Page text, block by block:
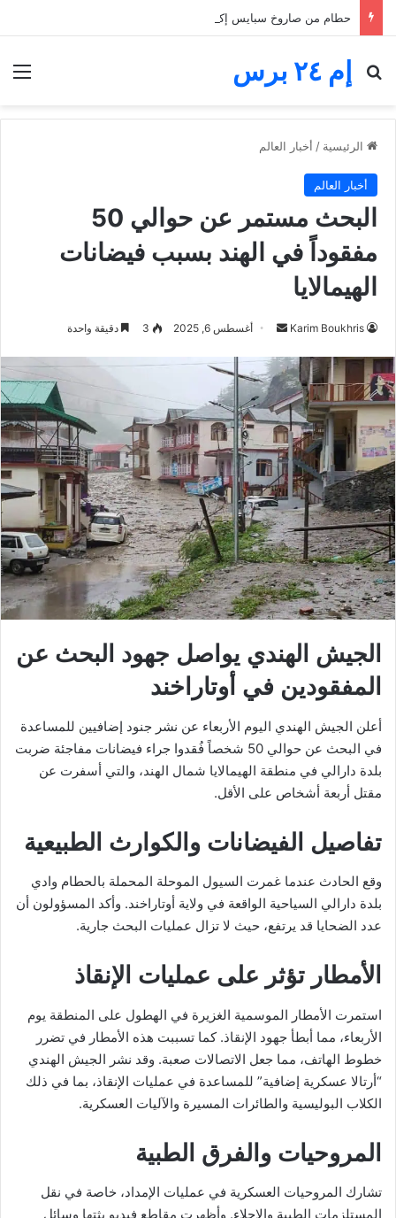
إم ٢٤ برس
بحث عن
الرئيسية / أخبار العالم
أخبار العالم
البحث مستمر عن حوالي 50
مفقوداً في الهند بسبب فيضانات
الهيمالايا
Karim Boukhris
أرسل
إلكترونيا
أغسطس 6, 2025 3 دقيقة واحدة
الجيش الهندي يواصل جهود البحث عن
المفقودين في أوتاراخند
أعلن الجيش الهندي اليوم الأربعاء عن نشر جنود إضافيين للمساعدة
في البحث عن حوالي 50 شخصاً فُقدوا جراء فيضانات مفاجئة ضربت
بلدة دارالي في منطقة الهيمالايا شمال الهند، والتي أسفرت عن
مقتل أربعة أشخاص على الأقل.
تفاصيل الفيضانات والكوارث الطبيعية
وقع الحادث عندما غمرت السيول الموحلة المحملة بالحطام وادي
بلدة دارالي السياحية الواقعة في ولاية أوتاراخند. وأكد المسؤولون أن
عدد الضحايا قد يرتفع، حيث لا تزال عمليات البحث جارية.
الأمطار تؤثر على عمليات الإنقاذ
استمرت الأمطار الموسمية الغزيرة في الهطول على المنطقة يوم
الأربعاء، مما أبطأ جهود الإنقاذ. كما تسببت هذه الأمطار في تضرر
خطوط الهاتف، مما جعل الاتصالات صعبة. وقد نشر الجيش الهندي
“أرتالا عسكرية إضافية” للمساعدة في عمليات الإنقاذ، بما في ذلك
الكلاب البوليسية والطائرات المسيرة والآليات العسكرية.
المروحيات والفرق الطبية
تشارك المروحيات العسكرية في عمليات الإمداد، خاصة في نقل
المستلزمات الطبية والإجلاء. وأظهرت مقاطع فيديو بثتها وسائل